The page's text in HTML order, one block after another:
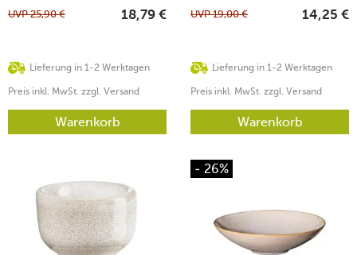
Lieferung in 1-2 Werktagen
UVP25,90 € 18,79 €
Preis inkl. MwSt. zzgl. Versand
Warenkorb
Lieferung in 1-2 Werktagen
UVP19,00 € 14,25 €
Preis inkl. MwSt. zzgl. Versand
Warenkorb
- 26%